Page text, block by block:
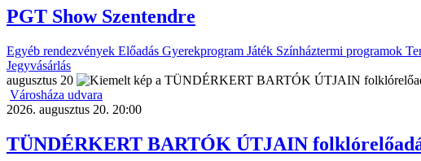
PGT Show Szentendre
Egyéb rendezvények Előadás Gyerekprogram Játék Színháztermi programok
Jegyvásárlás
augusztus 20
Városháza udvara
2026. augusztus 20. 20:00
TÜNDÉRKERT BARTÓK ÚTJAIN